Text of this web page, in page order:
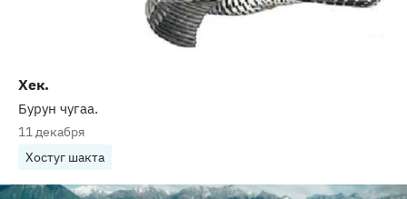
Хек.
Бурун чугаа.
11 декабря
Хостуг шакта